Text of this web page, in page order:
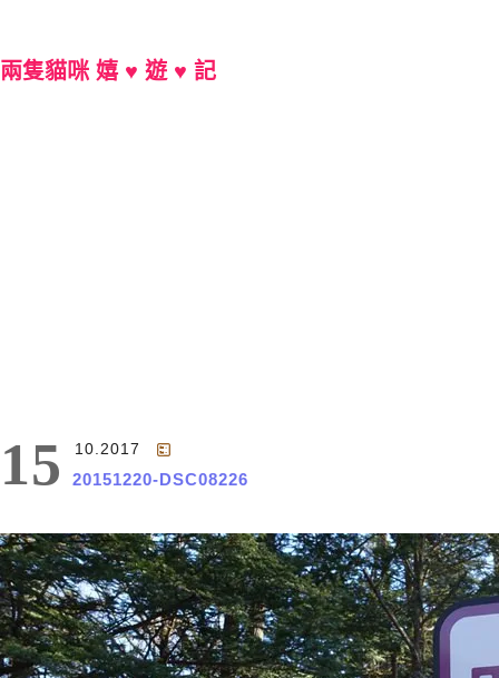
兩隻貓咪 嬉 ♥ 遊 ♥ 記
15 10.2017
20151220-DSC08226